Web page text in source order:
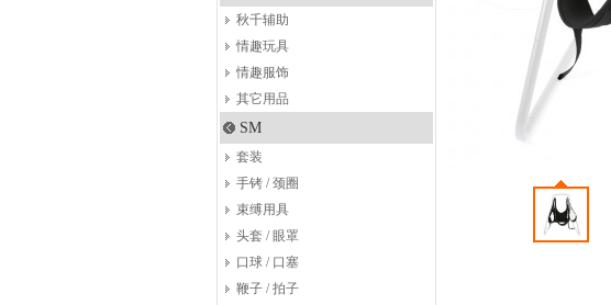
秋千辅助
情趣玩具
情趣服饰
其它用品
SM
套装
手铐 / 颈圈
束缚用具
头套 / 眼罩
口球 / 口塞
鞭子 / 拍子